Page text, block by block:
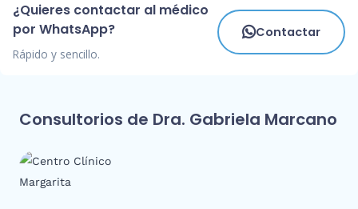
¿Quieres contactar al médico
por WhatsApp?
Rápido y sencillo.
Contactar
Consultorios de Dra. Gabriela Marcano